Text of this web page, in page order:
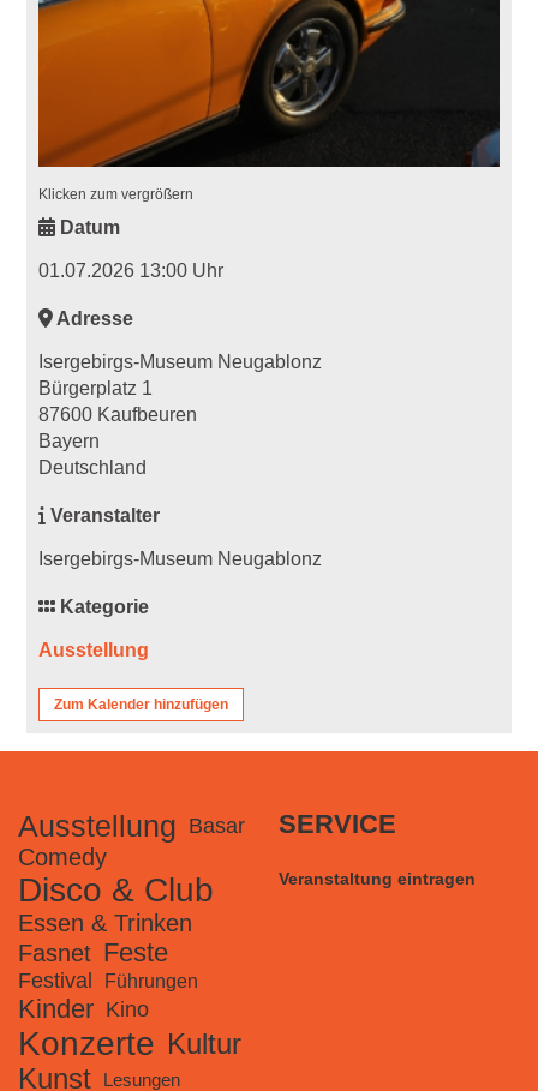
Klicken zum vergrößern
Datum
01.07.2026 13:00 Uhr
Adresse
Isergebirgs-Museum Neugablonz
Bürgerplatz 1
87600 Kaufbeuren
Bayern
Deutschland
Veranstalter
Isergebirgs-Museum Neugablonz
Kategorie
Ausstellung
Zum Kalender hinzufügen
Ausstellung Basar
Comedy
Disco & Club
Essen & Trinken
Fasnet Feste
Festival Führungen
Kinder Kino
Konzerte Kultur
Kunst
Lesungen
SERVICE
Veranstaltung eintragen